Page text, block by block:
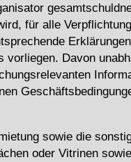
für alle
vorliegen. Davon
sowie die
oder Vitrinen